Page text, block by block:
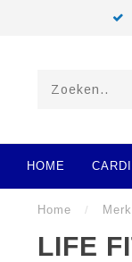
HOME
Home /
LIFE